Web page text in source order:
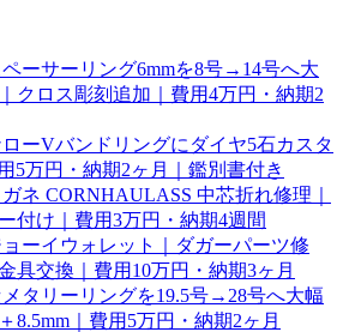
ーサーリング6mmを8号→14号へ大
クロス彫刻追加｜費用4万円・納期2
ーVバンドリングにダイヤ5石カスタ
5万円・納期2ヶ月｜鑑別書付き
ネ CORNHAULASS 中芯折れ修理｜
付け｜費用3万円・納期4週間
ーイウォレット｜ダガーパーツ修
具交換｜費用10万円・納期3ヶ月
タリーリングを19.5号→28号へ大幅
8.5mm｜費用5万円・納期2ヶ月